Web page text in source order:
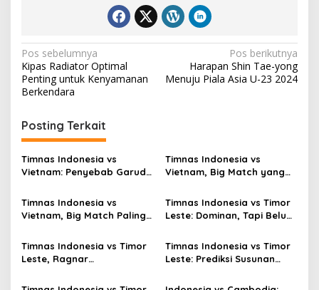
Navigasi
pos
Pos sebelumnya
Kipas Radiator Optimal
Penting untuk Kenyamanan
Berkendara
Pos berikutnya
Harapan Shin Tae-yong
Menuju Piala Asia U-23 2024
Posting Terkait
Timnas Indonesia vs
Vietnam: Penyebab Garuda
Timnas Indonesia vs
Vietnam, Big Match yang
Timnas Indonesia vs
Vietnam, Big Match Paling
Timnas Indonesia vs Timor
Leste: Dominan, Tapi Belum
Timnas Indonesia vs Timor
Leste, Ragnar
Timnas Indonesia vs Timor
Leste: Prediksi Susunan